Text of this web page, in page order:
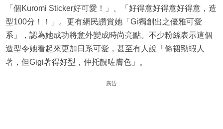
「個Kuromi Sticker好可愛！」、「好得意好得意好得意，造
型100分！！」。更有網民讚賞她「Gi獨創出之優雅可愛
系」，認為她成功將意外變成時尚亮點。不少粉絲表示這個
造型令她看起來更加日系可愛，甚至有人說「條裙勁蝦人
著，但Gigi著得好型，仲托靚咗膚色」。
廣告